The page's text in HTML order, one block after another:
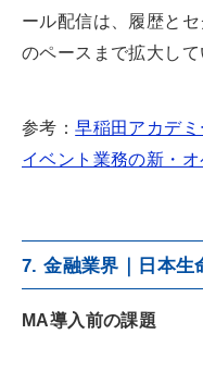
ール配信は、履歴と
のペースまで拡大して
参考：早稲田アカデ
イベント業務の新・
7. 金融業界｜日本生
MA導入前の課題